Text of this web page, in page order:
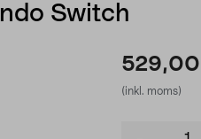
Switch
529,00
(inkl. moms)